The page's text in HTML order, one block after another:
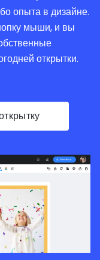
опыта в дизайне.
мыши, и вы
открытки.